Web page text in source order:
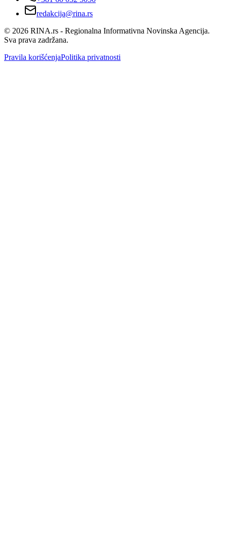
redakcija@rina.rs
© 2026 RINA.rs - Regionalna Informativna Novinska Agencija.
Sva prava zadržana.
Pravila korišćenjaPolitika privatnosti